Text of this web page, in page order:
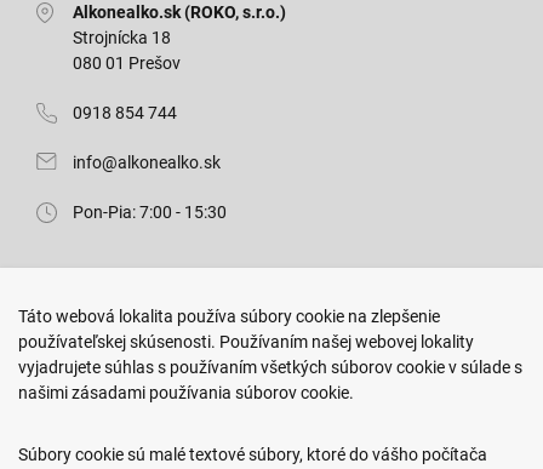
Alkonealko.sk (ROKO, s.r.o.)
Strojnícka 18
080 01 Prešov
0918 854 744
info@alkonealko.sk
Pon-Pia: 7:00 - 15:30
Arm. gen. Svobodu 23/A
080 01 Prešov
0917 466 578
sekcovpredajna@doroka.sk
Táto webová lokalita používa súbory cookie na zlepšenie
používateľskej skúsenosti. Používaním našej webovej lokality
vyjadrujete súhlas s používaním všetkých súborov cookie v súlade s
našimi zásadami používania súborov cookie.
Súbory cookie sú malé textové súbory, ktoré do vášho počítača